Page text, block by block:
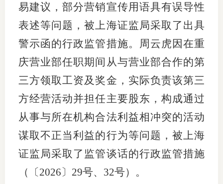
易建议，部分营销宣传用语具有误导性
表述等问题，被上海证监局采取了出具
警示函的行政监管措施。周云虎因在重
庆营业部任职期间从与营业部合作的第
三方领取工资及奖金，实际负责该第三
方经营活动并担任主要股东，构成通过
从事与所在机构合法利益相冲突的活动
谋取不正当利益的行为等问题，被上海
证监局采取了监管谈话的行政监管措施
（〔2026〕29号、32号）。